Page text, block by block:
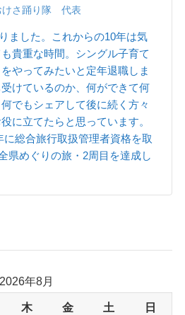
けさ踊り隊 代表
ました。これからの10年は気
貴重な時間。シングル子育て
やってみたいと定年退職しま
けているのか、何ができて何
でもシェアして後に続く方々
に立てたらと思っています。
に総合旅行取扱管理者資格を取
県めぐりの旅・2周目を達成し
2026年8月
木 金 土 日